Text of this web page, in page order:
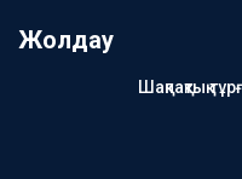
Жолдау
Шақпақтық